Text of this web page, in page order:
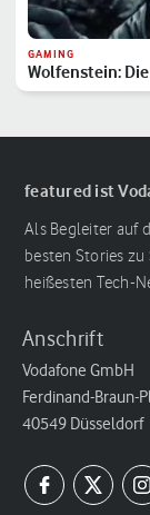
GAMING
Wolfenstein:
featured ist
Als Begleiter auf
besten Stories
heißesten Tech-
Anschrift
Vodafone GmbH
Ferdinand-Braun-
40549 Düsseldorf